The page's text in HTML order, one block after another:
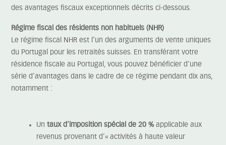
des avantages fiscaux exceptionnels décrits ci-dessous.
Régime fiscal des résidents non habituels (NHR)
Le régime fiscal NHR est l’un des arguments de vente uniques
du Portugal pour les retraités suisses. En transférant votre
résidence fiscale au Portugal, vous pouvez bénéficier d’une
série d’avantages dans le cadre de ce régime pendant dix ans,
notamment :
Untaux d’imposition spécial de 20 %applicable aux
revenus provenant d’« activités à haute valeur